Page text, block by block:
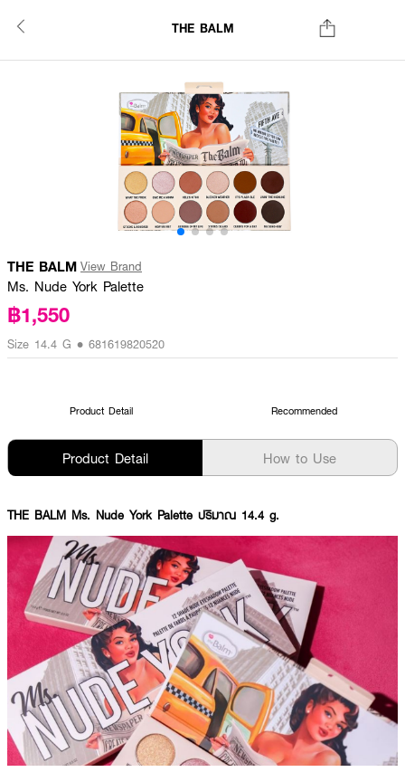
THE BALM
THE BALM View Brand
Ms. Nude York Palette
฿1,550
Size 14.4 G • 681619820520
Product Detail Recommended
Product Detail How to Use
THE BALM Ms. Nude York Palette ปริมาณ 14.4 g.